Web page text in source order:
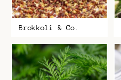
Brokkoli & Co.